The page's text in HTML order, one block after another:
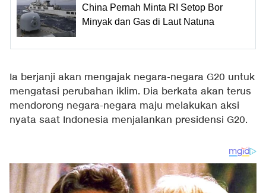
China Pernah Minta RI Setop Bor
Minyak dan Gas di Laut Natuna
Ia berjanji akan mengajak negara-negara G20 untuk
mengatasi perubahan iklim. Dia berkata akan terus
mendorong negara-negara maju melakukan aksi
nyata saat Indonesia menjalankan presidensi G20.